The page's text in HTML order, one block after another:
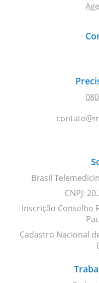
Brasil
CNPJ:
Inscrição Conselho
Cadastro Nacional